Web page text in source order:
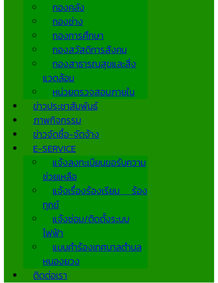
กองคลัง
กองช่าง
กองการศึกษา
กองสวัสดิการสังคม
กองสาธารณสุขและสิ่ง
แวดล้อม
หน่วยตรวจสอบภายใน
ข่าวประชาสัมพันธ์
ภาพกิจกรรม
ข่าวจัดซื้อ-จัดจ้าง
E-SERVICE
แจ้งลงทะเบียนขอรับความ
ช่วยเหลือ
แจ้งเรื่องร้องเรียน ร้อง
ทุกข์
แจ้งซ่อม/ติดตั้งระบบ
ไฟฟ้า
แบบคำร้องเทศบาลตำบล
หนองยวง
ติดต่อเรา